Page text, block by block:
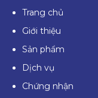
Trang chủ
Giới thiệu
Sản phẩm
Dịch vụ
Chứng nhận